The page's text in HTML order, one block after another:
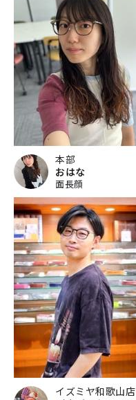
本部
おはな
面長顔
イズミヤ和歌山店